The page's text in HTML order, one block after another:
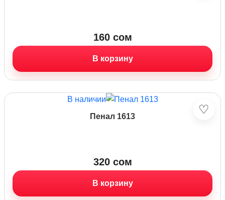
160 сом
В корзину
В наличии
♡
Пенал 1613
320 сом
В корзину